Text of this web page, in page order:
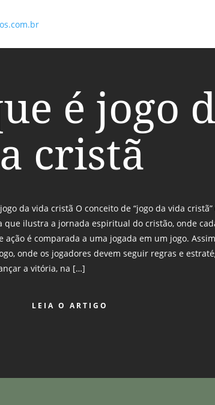
é jogo
cristã
da vida cristã O conceito de “jogo da vida cristã”
que ilustra a jornada espiritual do cristão, onde
ação é comparada a uma jogada em um jogo.
onde os jogadores devem seguir regras e
a vitória, na […]
LEIA O ARTIGO